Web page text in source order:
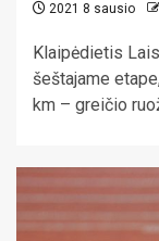
2021 8 sausio
Klaipėdietis
šeštajame
km – greičio